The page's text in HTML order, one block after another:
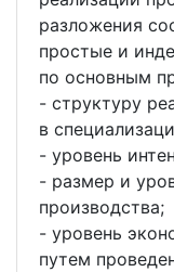
разложения
простые и
по основным
- структуру
в
- уровень
- размер и
производства;
- уровень
путем